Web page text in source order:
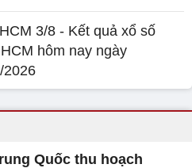
3/8 - Kết quả xổ số
hôm nay ngày
2026
Quốc thu hoạch